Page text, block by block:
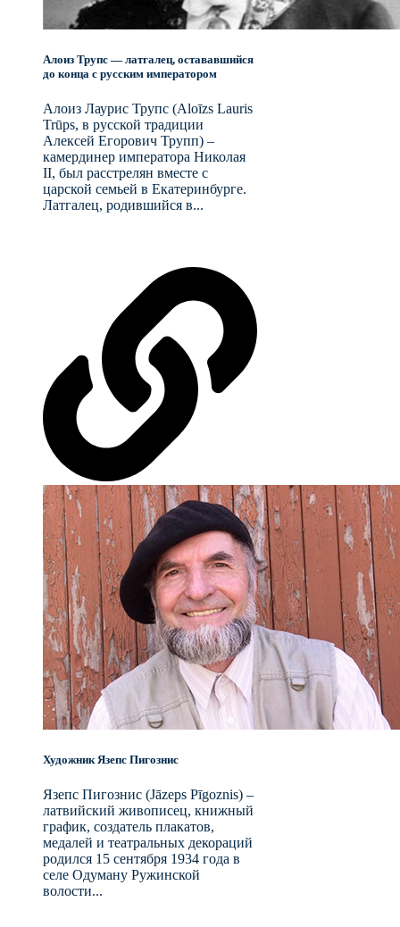
Алоиз Трупс — латгалец, остававшийся
до конца с русским императором
Алоиз Лаурис Трупс (Aloīzs Lauris
Trūps, в русской традиции
Алексей Егорович Трупп) –
камердинер императора Николая
II, был расстрелян вместе с
царской семьей в Екатеринбурге.
Латгалец, родившийся в...
Художник Язепс Пигознис
Язепс Пигознис (Jāzeps Pīgoznis) –
латвийский живописец, книжный
график, создатель плакатов,
медалей и театральных декораций
родился 15 сентября 1934 года в
селе Одуману Ружинской
волости...